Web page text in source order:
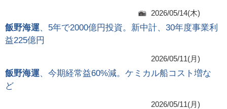
2026/05/14(木)
飯野海運、5年で2000億円投資。新中計、30年度事業利
益225億円
2026/05/11(月)
飯野海運、今期経常益60%減。ケミカル船コスト増な
ど
2026/05/11(月)